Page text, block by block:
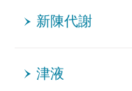
新陳代謝
津液